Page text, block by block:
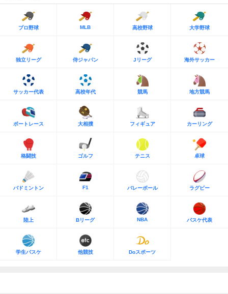
プロ野球 MLB 高校野球 大学野球
独立リーグ 侍ジャパン Jリーグ 海外サッカー
サッカー代表 高校年代 競馬 地方競馬
ボートレース 大相撲 フィギュア カーリング
格闘技 ゴルフ テニス 卓球
バドミントン F1 バレーボール ラグビー
陸上 Bリーグ NBA バスケ代表
学生バスケ 他競技 Doスポーツ